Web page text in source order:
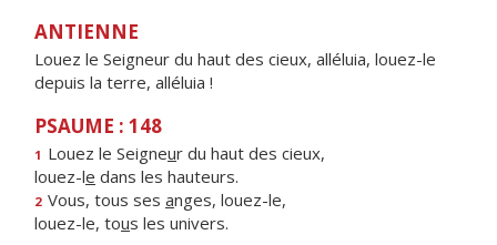
ANTIENNE
Louez le Seigneur du haut des cieux, alléluia, louez-le
depuis la terre, alléluia !
PSAUME : 148
1 Louez le Seigneur du haut des cieux,
louez-le dans les hauteurs.
2 Vous, tous ses anges, louez-le,
louez-le, tous les univers.